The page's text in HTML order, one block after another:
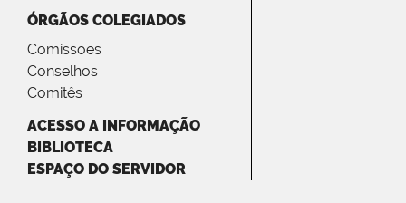
ÓRGÃOS COLEGIADOS
Comissões
Conselhos
Comitês
ACESSO A INFORMAÇÃO
BIBLIOTECA
ESPAÇO DO SERVIDOR